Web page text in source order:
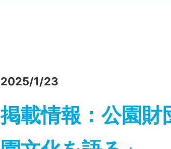
2025/1/23
掲載情報：公園財